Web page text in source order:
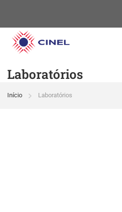
Laboratórios
Início Laboratórios